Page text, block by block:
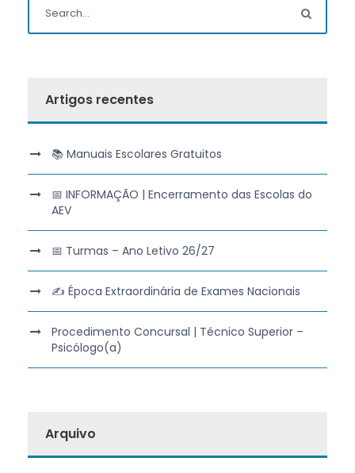
Artigos recentes
📚 Manuais Escolares Gratuitos
📅 INFORMAÇÃO | Encerramento das Escolas do
AEV
📅 Turmas – Ano Letivo 26/27
✍️ Época Extraordinária de Exames Nacionais
Procedimento Concursal | Técnico Superior –
Psicólogo(a)
Arquivo